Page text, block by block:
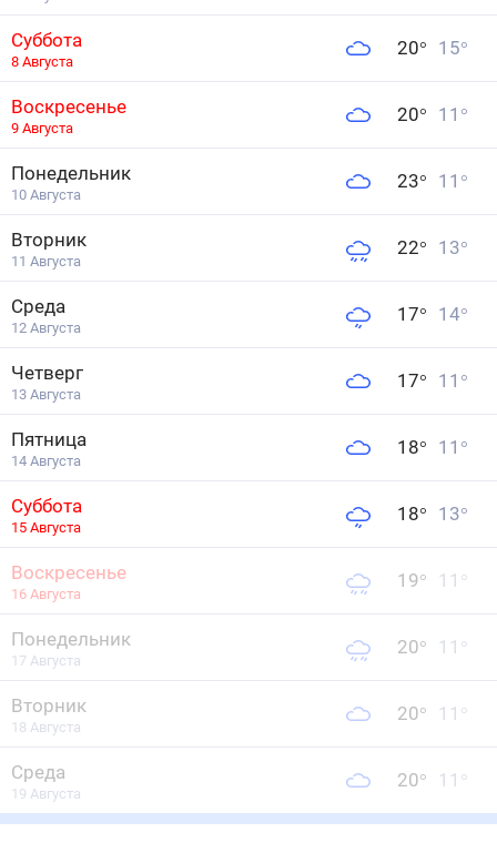
Суббота
8 Августа
20° 15°
Воскресенье
9 Августа
20° 11 °
Понедельник
10 Августа
23° 11 °
Вторник
11 Августа
22° 13°
Среда
12 Августа
17° 14°
Четверг
13 Августа
17° 11 °
Пятница
14 Августа
18° 11 °
Суббота
15 Августа
18° 13°
Воскресенье
16 Августа
19° 11 °
Понедельник
17 Августа
20° 11 °
Вторник
18 Августа
20° 11 °
Среда
19 Августа
20° 11 °